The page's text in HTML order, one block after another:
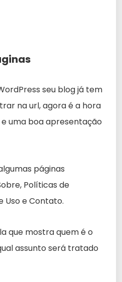
seu blog já tem
na url, agora é a hora
uma boa apresentação
páginas
Políticas de
Uso e Contato.
que mostra quem é o
assunto será tratado